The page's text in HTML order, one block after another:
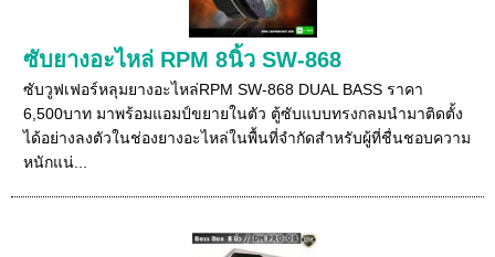
ซับยางอะไหล่ RPM 8นิ้ว SW-868
ซับวูฟเฟอร์หลุมยางอะไหล่RPM SW-868 DUAL BASS ราคา
6,500บาท มาพร้อมแอมป์ขยายในตัว ตู้ซับแบบทรงกลมนำมาติดตั้ง
ได้อย่างลงตัวในช่องยางอะไหล่ในพื้นที่จำกัดสำหรับผู้ที่ชื่นชอบความ
หนักแน่...